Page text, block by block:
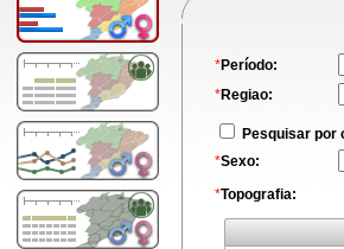
*Período:
*Regiao:
Pesquisar por
*Sexo:
*Topografia: